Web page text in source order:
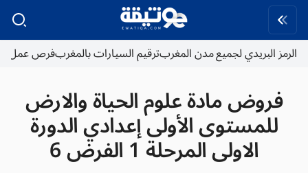
الرمز البريدي لجميع مدن المغربترقيم السيارات بالمغربفرص عمل
فروض مادة علوم الحياة والارض
للمستوى الأولى إعدادي الدورة
الاولى المرحلة 1 الفرض 6